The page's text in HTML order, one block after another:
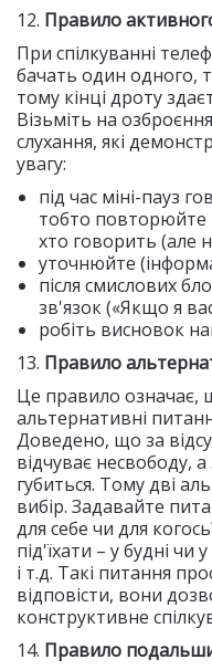
12. Правило
При спілкуванні
бачать один одного,
тому кінці дроту
Візьміть на
слухання, які
увагу:
під час міні-пауз
тобто повторюйте
хто говорить (але
уточнюйте
після смислових
зв'язок («Якщо я
робіть висновок
13. Правило
Це правило означає,
альтернативні
Доведено, що за
відчуває несвободу,
губиться. Тому дві
вибір. Задавайте
для себе чи для
під'їхати – у будні чи
і т.д. Такі питання
відповісти, вони
конструктивне
14. Правило